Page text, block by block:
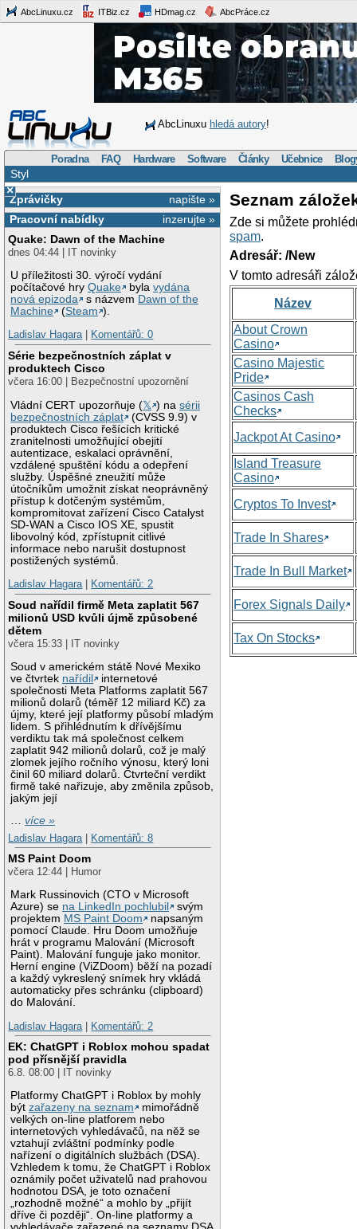
AbcLinuxu.cz ITBiz.cz HDmag.cz AbcPráce.cz
AbcLinuxu hledá autory!
Poradna FAQ Hardware Software Články Učebnice
Styl
×
napište »
Zprávičky
inzerujte »
Pracovní nabídky
Quake: Dawn of the Machine
dnes 04:44 | IT novinky
U příležitosti 30. výročí vydání
počítačové hryQuake bylavydána
nová epizoda
s názvem Dawn of the
Machine
(Steam ).
Ladislav Hagara| Komentářů: 0
Série bezpečnostních záplat v
produktech Cisco
včera 16:00 | Bezpečnostní upozornění
Vládní CERT upozorňuje (𝕏 ) nasérii
bezpečnostních záplat
(CVSS 9.9) v
produktech Cisco řešících kritické
zranitelnosti umožňující obejití
autentizace, eskalaci oprávnění,
vzdálené spuštění kódu a odepření
služby. Úspěšné zneužití může
útočníkům umožnit získat neoprávněný
přístup k dotčeným systémům,
kompromitovat zařízení Cisco Catalyst
SD-WAN a Cisco IOS XE, spustit
libovolný kód, zpřístupnit citlivé
informace nebo narušit dostupnost
postižených systémů.
Ladislav Hagara| Komentářů: 2
Soud nařídil firmě Meta zaplatit 567
milionů USD kvůli újmě způsobené
dětem
včera 15:33 | IT novinky
Soud v americkém státě Nové Mexiko
ve čtvrtek nařídil
internetové
společnosti Meta Platforms zaplatit 567
milionů dolarů (téměř 12 miliard Kč) za
újmy, které její platformy působí mladým
lidem. S přihlédnutím k dřívějšímu
verdiktu tak má společnost celkem
zaplatit 942 milionů dolarů, což je malý
zlomek jejího ročního výnosu, který loni
činil 60 miliard dolarů. Čtvrteční verdikt
firmě také nařizuje, aby změnila způsob,
jakým její
…více »
Ladislav Hagara
Komentářů: 8
MS Paint Doom
včera 12:44 | Humor
Mark Russinovich (CTO v Microsoft
Azure) se na LinkedIn pochlubil
svým
projektem MS Paint Doom
napsaným
pomocí Claude. Hru Doom umožňuje
hrát v programu Malování (Microsoft
Paint). Malování funguje jako monitor.
Herní engine (ViZDoom) běží na pozadí
a každý vykreslený snímek hry vkládá
automaticky přes schránku (clipboard)
do Malování.
Ladislav Hagara
Komentářů: 2
EK: ChatGPT i Roblox mohou spadat
pod přísnější pravidla
6.8. 08:00 | IT novinky
Platformy ChatGPT i Roblox by mohly
býtzařazeny na seznam
mimořádně
velkých on-line platforem nebo
internetových vyhledávačů, na něž se
vztahují zvláštní podmínky podle
nařízení o digitálních službách (DSA).
Vzhledem k tomu, že ChatGPT i Roblox
oznámily počet uživatelů nad prahovou
hodnotou DSA, je toto označení
„rozhodně možné“ a mohlo by „přijít
dříve či později“. On-line platformy a
Seznam
Zde si můžete
spam.
Adresář: /New
V tomto adresáři
Název
About Crown
Casino
Casino Majestic
Pride
Casinos Cash
Checks
Jackpot At Casino
Island Treasure
Casino
Cryptos To Invest
Trade In Shares
Trade In Bull Market
Forex Signals Daily
Tax On Stocks